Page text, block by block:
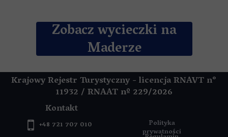
Zobacz wycieczki na
Maderze
Krajowy Rejestr Turystyczny - licencja RNAVT n°
11932 / RNAATnº 229/2026
+48 721 707 010
Kontakt
Polityka
prywatności